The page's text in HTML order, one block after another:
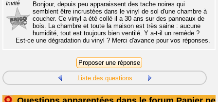
Invité
Bonjour, depuis peu apparaissent des tache noires qui
semblent être incrustées dans le vinyl de sol d'une chambre à
coucher. Ce vinyl a été collé il a 30 ans sur des panneaux de
bois. La chambre et toute la maison est très saine : aucune
humidité, tout est toujours bien ventilé. Y a-t-il un remède ?
Est-ce une dégradation du vinyl ? Merci d'avance pour vos réponses.
Liste des questions